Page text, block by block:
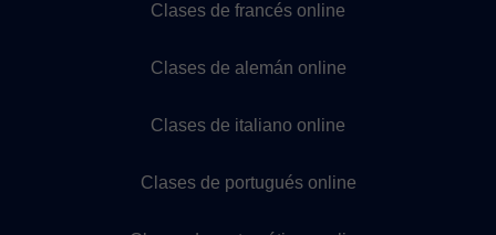
Clases de francés online
Clases de alemán online
Clases de italiano online
Clases de portugués online